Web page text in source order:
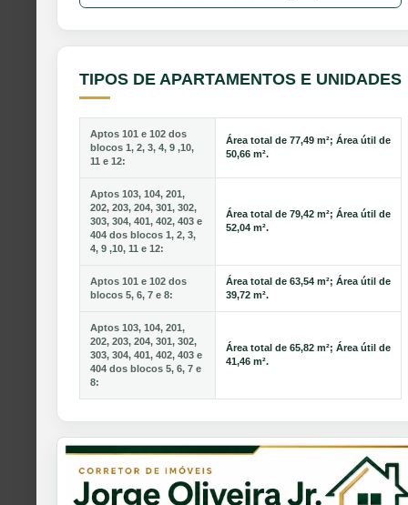
TIPOS DE APARTAMENTOS E UNIDADES
Aptos 101 e 102 dos
blocos 1, 2, 3, 4, 9 ,10,
11 e 12:
Área total de 77,49 m²; Área útil de
50,66 m².
Aptos 103, 104, 201,
202, 203, 204, 301, 302,
303, 304, 401, 402, 403 e
404 dos blocos 1, 2, 3,
4, 9 ,10, 11 e 12:
Área total de 79,42 m²; Área útil de
52,04 m².
Aptos 101 e 102 dos
blocos 5, 6, 7 e 8:
Área total de 63,54 m²; Área útil de
39,72 m².
Aptos 103, 104, 201,
202, 203, 204, 301, 302,
303, 304, 401, 402, 403 e
404 dos blocos 5, 6, 7 e
8:
Área total de 65,82 m²; Área útil de
41,46 m².